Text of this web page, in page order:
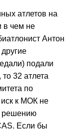
атлетов на
в чем не
Антон
подали
32 атлета
по
к МОК не
решению
Если бы